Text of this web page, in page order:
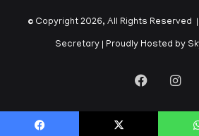
© Copyright 2026, All Rights Reserved
Secretary | Proudly Hosted by
Facebook